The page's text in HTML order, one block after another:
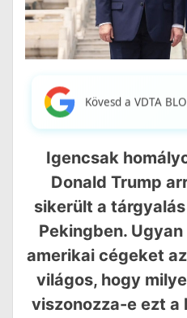
Kövesd a VDTA
Igencsak
Donald Trump
sikerült a
Pekingben.
amerikai cégeket
világos, hogy
viszonozza-e ezt a